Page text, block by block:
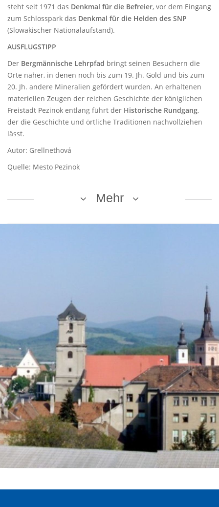
steht seit 1971 das Denkmal für die Befreier, vor dem Eingang
zum Schlosspark das Denkmal für die Helden des SNP
(Slowakischer Nationalaufstand).
AUSFLUGSTIPP
Der Bergmännische Lehrpfad bringt seinen Besuchern die
Orte näher, in denen noch bis zum 19. Jh. Gold und bis zum
20. Jh. andere Mineralien gefördert wurden. An erhaltenen
materiellen Zeugen der reichen Geschichte der königlichen
Freistadt Pezinok entlang führt der Historische Rundgang,
der die Geschichte und örtliche Traditionen nachvollziehen
lässt.
Autor: Grellnethová
Quelle: Mesto Pezinok
Mehr